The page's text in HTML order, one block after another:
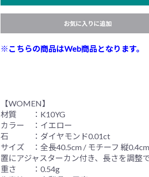
お気に入りに追加
※こちらの商品はWeb商品となります。
【WOMEN】
材質 ：K10YG
カラー ：イエロー
石 ：ダイヤモンド0.01ct
サイズ ：全長40.5cm / モチーフ 縦
置にアジャスターカン付き、長さを調整で
重さ ：0.54g